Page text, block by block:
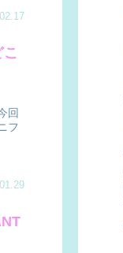
回
フ